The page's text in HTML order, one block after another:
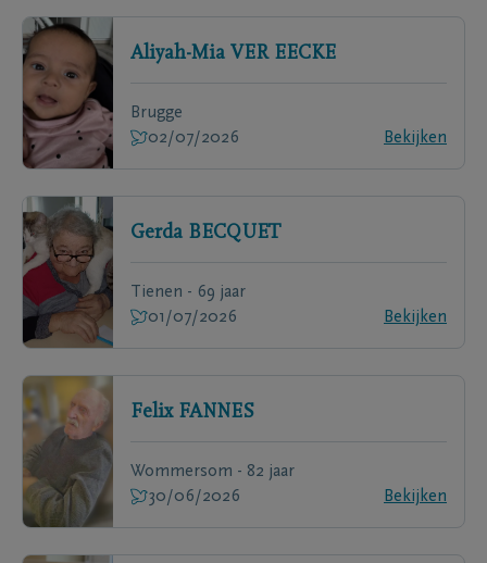
Aliyah-Mia VER EECKE
Brugge
02/07/2026
Bekijken
Gerda BECQUET
Tienen - 69 jaar
01/07/2026
Bekijken
Felix FANNES
Wommersom - 82 jaar
30/06/2026
Bekijken